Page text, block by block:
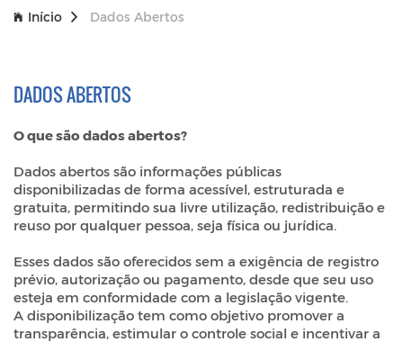
Início Dados Abertos
DADOS ABERTOS
O que são dados abertos?
Dados abertos são informações públicas
disponibilizadas de forma acessível, estruturada e
gratuita, permitindo sua livre utilização, redistribuição e
reuso por qualquer pessoa, seja física ou jurídica.
Esses dados são oferecidos sem a exigência de registro
prévio, autorização ou pagamento, desde que seu uso
esteja em conformidade com a legislação vigente.
A disponibilização tem como objetivo promover a
transparência, estimular o controle social e incentivar a